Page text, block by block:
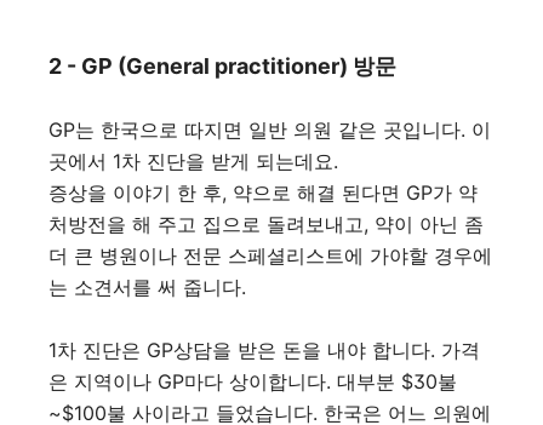
2 - GP (General practitioner) 방문
GP는 한국으로 따지면 일반 의원 같은 곳입니다. 이
곳에서 1차 진단을 받게 되는데요.
증상을 이야기 한 후, 약으로 해결 된다면 GP가 약
처방전을 해 주고 집으로 돌려보내고, 약이 아닌 좀
더 큰 병원이나 전문 스페셜리스트에 가야할 경우에
는 소견서를 써 줍니다.
1차 진단은 GP상담을 받은 돈을 내야 합니다. 가격
은 지역이나 GP마다 상이합니다. 대부분 $30불
~$100불 사이라고 들었습니다. 한국은 어느 의원에